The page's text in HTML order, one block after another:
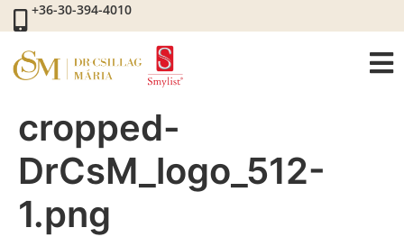
+36-30-394-4010
cropped-
DrCsM_logo_512-
1.png